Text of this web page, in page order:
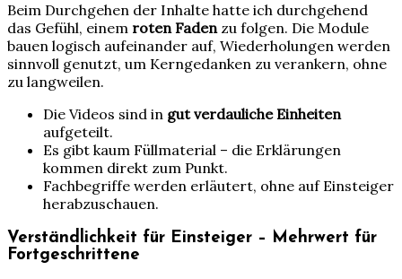
Beim Durchgehen der Inhalte hatte ich durchgehend
das Gefühl, einem roten Fadenzu folgen. Die Module
bauen logisch aufeinander auf, Wiederholungen werden
sinnvoll genutzt, um Kerngedanken zu verankern, ohne
zu langweilen.
Die Videos sind in gut verdauliche Einheiten
aufgeteilt.
Es gibt kaum Füllmaterial – die Erklärungen
kommen direkt zum Punkt.
Fachbegriffe werden erläutert, ohne auf Einsteiger
herabzuschauen.
Verständlichkeit für Einsteiger – Mehrwert für
Fortgeschrittene